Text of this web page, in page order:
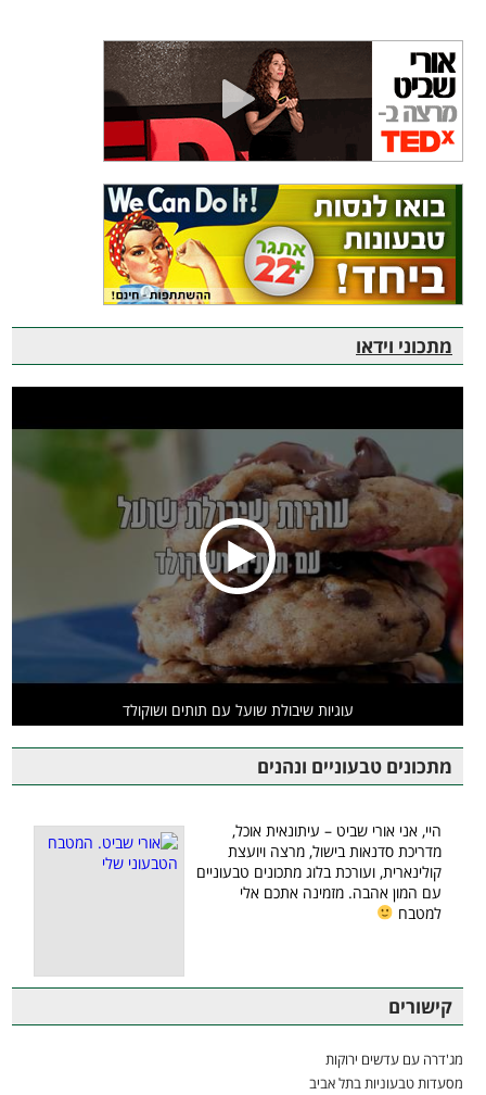
מתכוני וידאו
עוגיות שיבולת שועל עם תותים ושוקולד
מתכונים טבעוניים ונהנים
היי, אני אורי שביט – עיתונאית אוכל,
מדריכת סדנאות בישול, מרצה ויועצת
קולינארית, ועורכת בלוג מתכונים טבעוניים
עם המון אהבה. מזמינה אתכם אלי
למטבח
קישורים
מג'דרה עם עדשים ירוקות
מסעדות טבעוניות בתל אביב